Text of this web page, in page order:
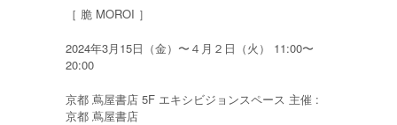
［ 脆 MOROI ］
2024年3月15日（金）〜４月２日（火） 11:00〜
20:00
京都 蔦屋書店 5F エキシビジョンスペース 主催 :
京都 蔦屋書店